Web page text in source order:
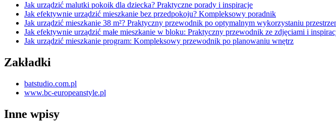
Jak urządzić malutki pokoik dla dziecka? Praktyczne porady i inspiracje
Jak efektywnie urządzić mieszkanie bez przedpokoju? Kompleksowy poradnik
Jak urządzić mieszkanie 38 m²? Praktyczny przewodnik po optymalnym wykorzystaniu
Jak efektywnie urządzić małe mieszkanie w bloku: Praktyczny przewodnik ze zdjęciami i
Jak urządzić mieszkanie program: Kompleksowy przewodnik po planowaniu wnętrz
Zakładki
batstudio.com.pl
www.bc-europeanstyle.pl
Inne wpisy